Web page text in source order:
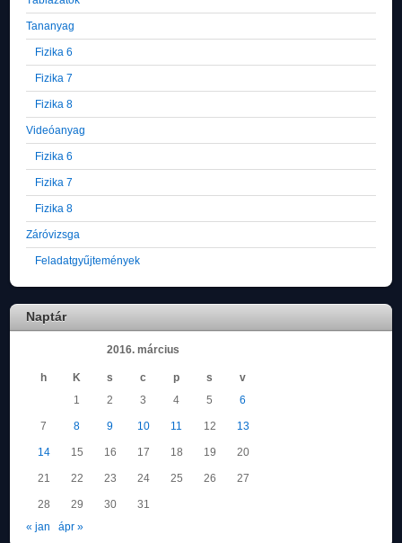
Tananyag
Fizika 6
Fizika 7
Fizika 8
Videóanyag
Fizika 6
Fizika 7
Fizika 8
Záróvizsga
Feladatgyűjtemények
Naptár
2016. március
h K s c p s
v
1
2 3 4 5 6
7 8 9 10 11 12 13
14 15 16 17 18 19 20
21 22 23 24 25 26 27
28 29 30
31
« jan
ápr »